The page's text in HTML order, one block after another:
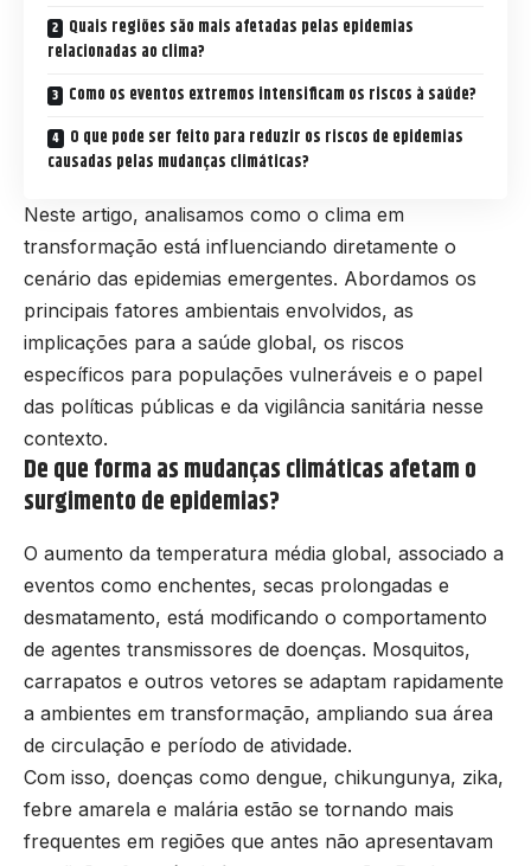
Quais regiões são mais afetadas pelas epidemias
relacionadas ao clima?
Como os eventos extremos intensificam os riscos à saúde?
O que pode ser feito para reduzir os riscos de epidemias
causadas pelas mudanças climáticas?
Neste artigo, analisamos como o clima em
transformação está influenciando diretamente o
cenário das epidemias emergentes. Abordamos os
principais fatores ambientais envolvidos, as
implicações para a saúde global, os riscos
específicos para populações vulneráveis e o papel
das políticas públicas e da vigilância sanitária nesse
contexto.
De que forma as mudanças climáticas afetam o
surgimento de epidemias?
O aumento da temperatura média global, associado a
eventos como enchentes, secas prolongadas e
desmatamento, está modificando o comportamento
de agentes transmissores de doenças. Mosquitos,
carrapatos e outros vetores se adaptam rapidamente
a ambientes em transformação, ampliando sua área
de circulação e período de atividade.
Com isso, doenças como dengue, chikungunya, zika,
febre amarela e malária estão se tornando mais
frequentes em regiões que antes não apresentavam